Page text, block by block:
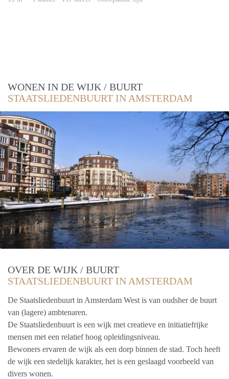
WONEN IN DE WIJK / BUURT
STAATSLIEDENBUURT IN AMSTERDAM
OVER DE WIJK / BUURT
STAATSLIEDENBUURT IN AMSTERDAM
De Staatsliedenbuurt in Amsterdam West is van oudsher de buurt
van (lagere) ambtenaren.
De Staatsliedenbuurt is een wijk met creatieve en initiatiefrijke
mensen met een relatief hoog opleidingsniveau.
Bewoners ervaren de wijk als een dorp binnen de stad. Toch heeft
de wijk een stedelijk karakter, het is een geslaagd voorbeeld van
divers wonen.